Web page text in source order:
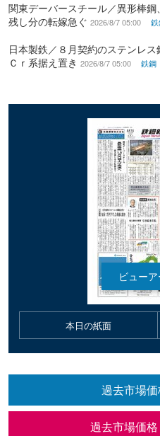
関東デーバースチール／異形棒
残し分の転嫁急ぐ 2026/8/7 05:00
日本製鉄／８月契約のステンレス
Ｃｒ系据え置き 2026/8/7 05:00 鉄鋼
本日の紙面
過去市場価
過去市場価格